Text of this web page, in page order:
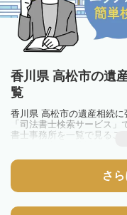
香川県 高松市の遺
覧
香川県 高松市の遺産相続
「司法書士検索サービス
書士事務所を一覧で見るこ
えている方は一度近隣の司
さ